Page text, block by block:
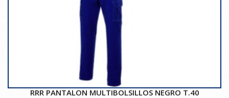
RRR PANTALON MULTIBOLSILLOS NEGRO T.40